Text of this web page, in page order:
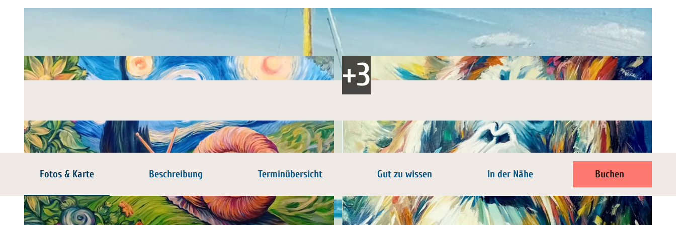
Fotos & Karte Beschreibung Terminübersicht Gut zu wissen In der Nähe Buchen